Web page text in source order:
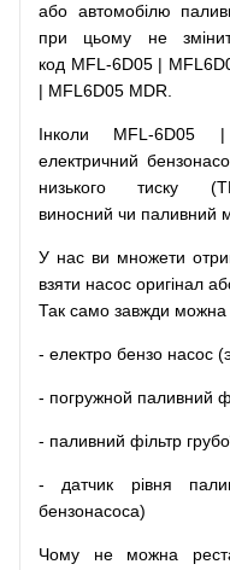
або автомобілю
при
цьому не
код MFL-6D05 |
| MFL6D05 MDR.
Інколи MFL-
електричний
низького
тиску (
виносний чи паливний
У нас ви множети
взяти насос оригінал
Так само завжди можна
- електро бензо насос
- погружной паливний
- паливний фільтр
- датчик рівня
бензонасоса)
Чому не можна